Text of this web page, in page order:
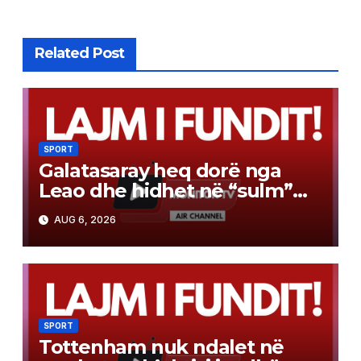
Related Post
SPORT
Galatasaray heq dorë nga
Leao dhe hidhet në “sulm”
për yllin e Arsenalit
AUG 6, 2026
SPORT
Tottenham nuk ndalet në